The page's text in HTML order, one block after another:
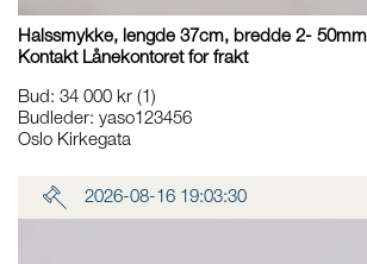
Halssmykke, lengde 37cm, bredde 2-
Kontakt Lånekontoret for frakt
Bud: 34 000 kr (1)
Budleder: yaso123456
Oslo Kirkegata
2026-08-16 19:03:30